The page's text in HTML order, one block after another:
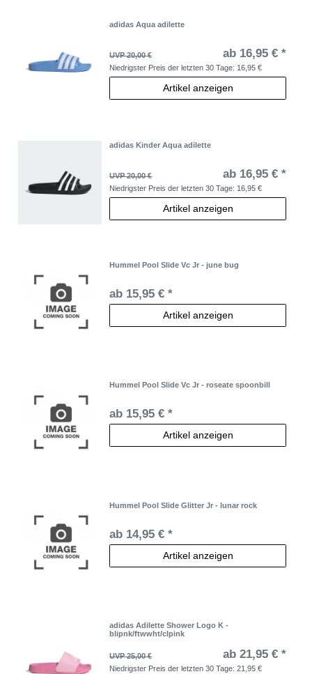
adidas Aqua adilette
UVP 20,00 € ab 16,95 € *
Niedrigster Preis der letzten 30 Tage: 16,95 €
Artikel anzeigen
adidas Kinder Aqua adilette
UVP 20,00 € ab 16,95 € *
Niedrigster Preis der letzten 30 Tage: 16,95 €
Artikel anzeigen
Hummel Pool Slide Vc Jr - june bug
ab 15,95 € *
Artikel anzeigen
Hummel Pool Slide Vc Jr - roseate spoonbill
ab 15,95 € *
Artikel anzeigen
Hummel Pool Slide Glitter Jr - lunar rock
ab 14,95 € *
Artikel anzeigen
adidas Adilette Shower Logo K -
blipnk/ftwwht/clpink
UVP 25,00 € ab 21,95 € *
Niedrigster Preis der letzten 30 Tage:21,95 €